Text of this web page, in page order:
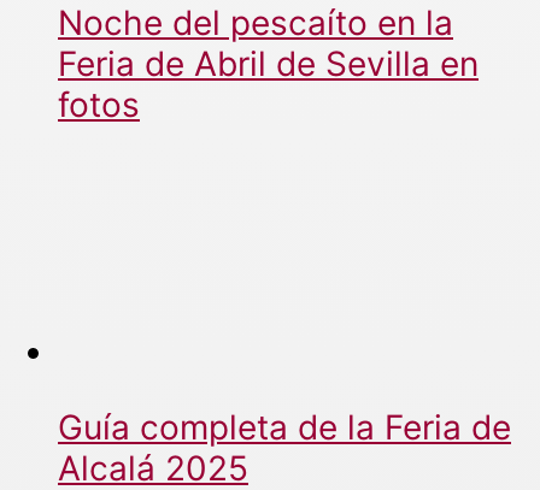
Noche del pescaíto en la
Feria de Abril de Sevilla en
fotos
Guía completa de la Feria de
Alcalá 2025